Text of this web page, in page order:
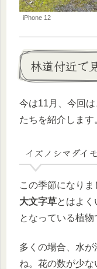
iPhone 12
林道付近で
今は11月、今回
たちを紹介します
イズノシマダイ
この季節になりま
大文字草とはよ
となっている植物
多くの場合、水
ね。花の数が少な